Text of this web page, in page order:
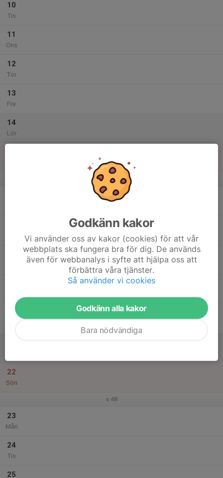
10
Tis
11
Ons
12
Tor
13
Fre
14
Lör
v.47
20
22
Sön
v.48
23
Mån
24
Tis
25
Godkänn kakor
Vi använder oss av kakor (cookies) för att vår
webbplats ska fungera bra för dig. De används
även för webbanalys i syfte att hjälpa oss att
förbättra våra tjänster.
Så använder vi cookies
Godkänn alla kakor
Bara nödvändiga